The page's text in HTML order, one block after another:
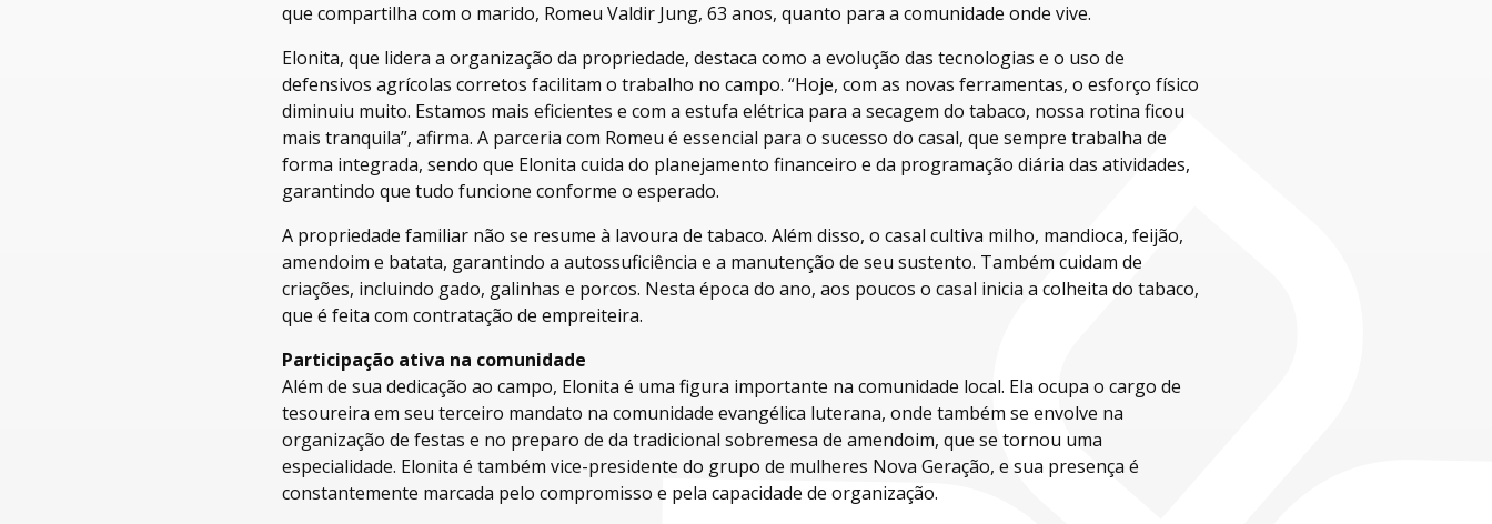
que compartilha com o marido, Romeu Valdir Jung, 63 anos, quanto para a comunidade onde vive.
Elonita, que lidera a organização da propriedade, destaca como a evolução das tecnologias e o uso de
defensivos agrícolas corretos facilitam o trabalho no campo. “Hoje, com as novas ferramentas, o esforço físico
diminuiu muito. Estamos mais eficientes e com a estufa elétrica para a secagem do tabaco, nossa rotina ficou
mais tranquila”, afirma. A parceria com Romeu é essencial para o sucesso do casal, que sempre trabalha de
forma integrada, sendo que Elonita cuida do planejamento financeiro e da programação diária das atividades,
garantindo que tudo funcione conforme o esperado.
A propriedade familiar não se resume à lavoura de tabaco. Além disso, o casal cultiva milho, mandioca, feijão,
amendoim e batata, garantindo a autossuficiência e a manutenção de seu sustento. Também cuidam de
criações, incluindo gado, galinhas e porcos. Nesta época do ano, aos poucos o casal inicia a colheita do tabaco,
que é feita com contratação de empreiteira.
Participação ativa na comunidade
Além de sua dedicação ao campo, Elonita é uma figura importante na comunidade local. Ela ocupa o cargo de
tesoureira em seu terceiro mandato na comunidade evangélica luterana, onde também se envolve na
organização de festas e no preparo de da tradicional sobremesa de amendoim, que se tornou uma
especialidade. Elonita é também vice-presidente do grupo de mulheres Nova Geração, e sua presença é
constantemente marcada pelo compromisso e pela capacidade de organização.